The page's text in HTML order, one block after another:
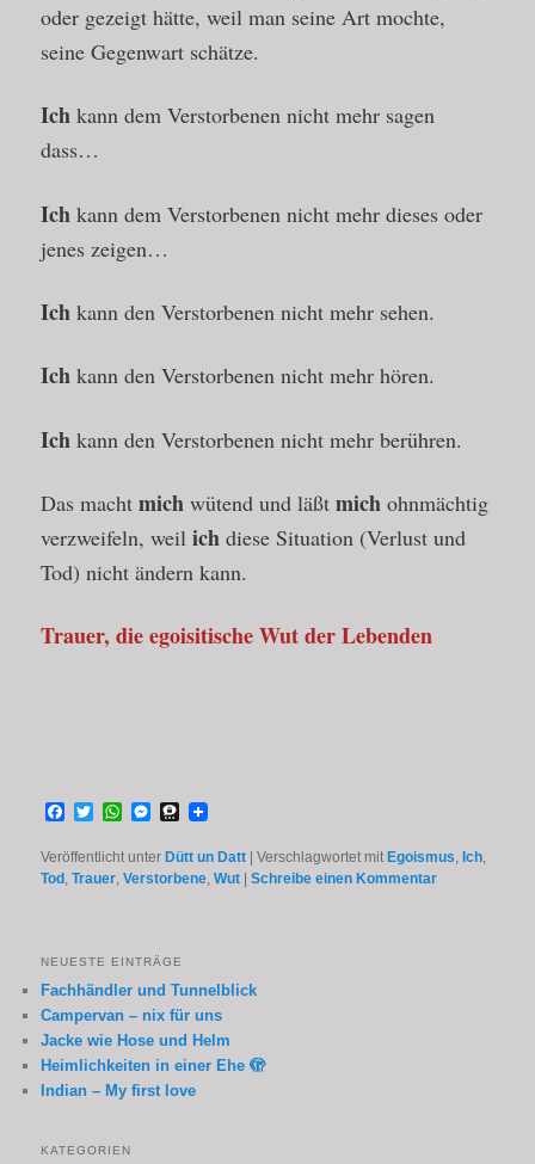
oder gezeigt hätte, weil man seine Art mochte,
seine Gegenwart schätze.
Ich kann dem Verstorbenen nicht mehr sagen
dass…
Ich kann dem Verstorbenen nicht mehr dieses oder
jenes zeigen…
Ich kann den Verstorbenen nicht mehr sehen.
Ich kann den Verstorbenen nicht mehr hören.
Ich kann den Verstorbenen nicht mehr berühren.
Das machtmich wütend und läßtmich ohnmächtig
verzweifeln, weilich diese Situation (Verlust und
Tod) nicht ändern kann.
Trauer, die egoisitische Wut der Lebenden
Facebook
TwitterWhatsApp
Messenger
Threema
Veröffentlicht unter Dütt un Datt |Verschlagwortet mit Egoismus ,Ich
Tod ,Trauer ,Verstorbene ,Wut |Schreibe einen Kommentar
NEUESTE EINTRÄGE
Fachhändler und Tunnelblick
Campervan – nix für uns
Jacke wie Hose und Helm
Heimlichkeiten in einer Ehe 🫣
Indian – My first love
KATEGORIEN